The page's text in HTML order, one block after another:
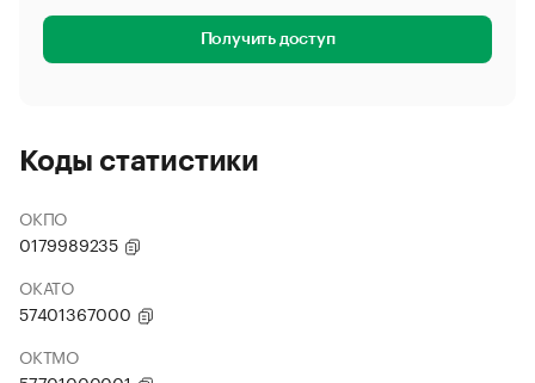
Получить доступ
Коды статистики
ОКПО
0179989235
ОКАТО
57401367000
ОКТМО